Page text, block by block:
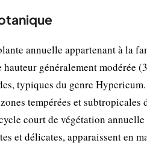
annuelle appartenant à la
généralement modérée
typiques du genre
tempérées et
court de végétation
et délicates, apparaissent en